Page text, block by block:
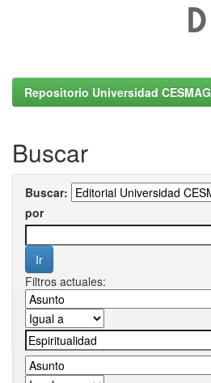
Repositorio Universidad CESMAG
Buscar
Buscar:
por
Filtros actuales: